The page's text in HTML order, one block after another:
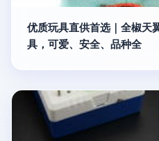
优质玩具直供首选｜全椒天
具，可爱、安全、品种全